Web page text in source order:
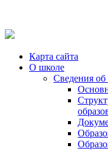
Карта сайта
О школе
Сведения об